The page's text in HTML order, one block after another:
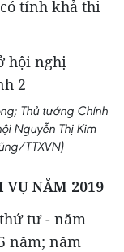
tính khả thi
Thủ tướng Chính
Nguyễn Thị Kim
TTXVN)
VỤ NĂM 2019
tư - năm
năm; năm